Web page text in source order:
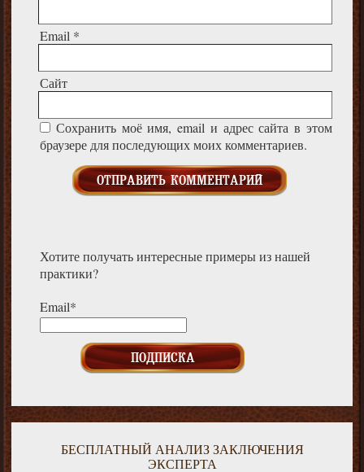
Email *
Сайт
Сохранить моё имя, email и адрес сайта в этом
браузере для последующих моих комментариев.
Хотите получать интересные примеры из нашей
практики?
Email*
БЕСПЛАТНЫЙ АНАЛИЗ ЗАКЛЮЧЕНИЯ
ЭКСПЕРТА